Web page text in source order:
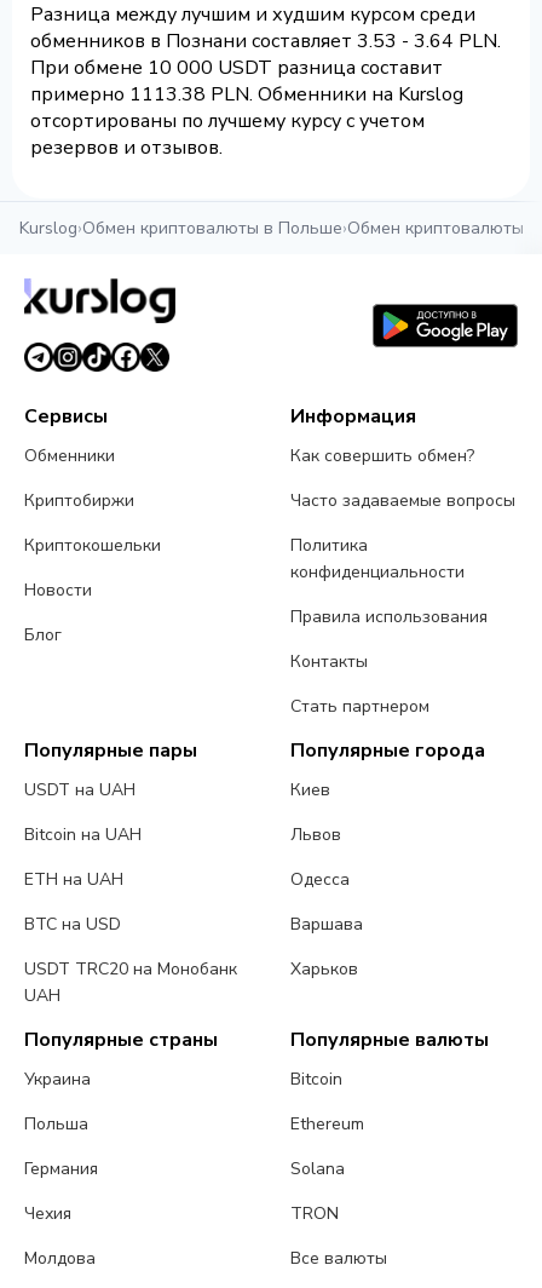
Разница между лучшим и худшим курсом среди
обменников в Познани составляет 3.53 - 3.64 PLN.
При обмене 10 000 USDT разница составит
примерно 1113.38 PLN. Обменники на Kurslog
отсортированы по лучшему курсу с учетом
резервов и отзывов.
Kurslog›Обмен криптовалюты в Польше›Обмен криптовалюты
Сервисы
Обменники
Криптобиржи
Криптокошельки
Новости
Блог
Информация
Как совершить обмен?
Часто задаваемые вопросы
Политика
конфиденциальности
Правила использования
Контакты
Стать партнером
Популярные пары
USDT на UAH
Bitcoin на UAH
ETH на UAH
BTC на USD
USDT TRC20 на Монобанк
UAH
Популярные города
Киев
Львов
Одесса
Варшава
Харьков
Популярные страны
Украина
Польша
Германия
Чехия
Молдова
Популярные валюты
Bitcoin
Ethereum
Solana
TRON
Все валюты